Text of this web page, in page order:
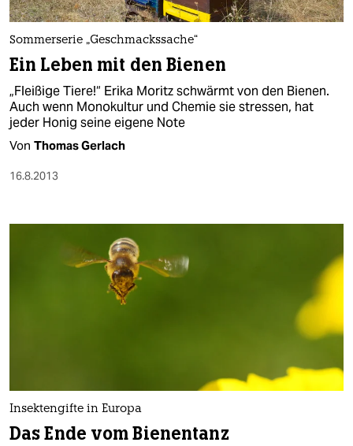
Sommerserie „Geschmackssache“
Ein Leben mit den Bienen
„Fleißige Tiere!“ Erika Moritz schwärmt von den Bienen.
Auch wenn Monokultur und Chemie sie stressen, hat
jeder Honig seine eigene Note
Von Thomas Gerlach
16.8.2013
Insektengifte in Europa
Das Ende vom Bienentanz